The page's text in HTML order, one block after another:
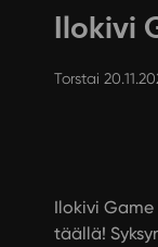
Ilokivi
Torstai
Ilokivi
täällä!